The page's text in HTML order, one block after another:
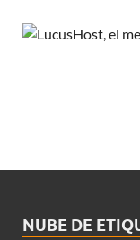
NUBE DE